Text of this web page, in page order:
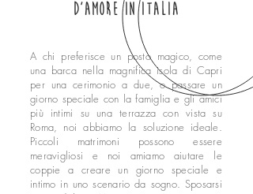
who we are
contact
blog
Privacy policy
Política de privacidade
home
nossos serviços
fotos
d’amore in Italia
A chi preferisce un posto magico, come
una barca nella magnifica isola di Capri
per una cerimonio a due, o passare un
giorno speciale con la famiglia e gli amici
più intimi su una terrazza con vista su
Roma, noi abbiamo la soluzione ideale.
Piccoli matrimoni possono essere
meravigliosi e noi amiamo aiutare le
coppie a creare un giorno speciale e
intimo in uno scenario da sogno. Sposarsi